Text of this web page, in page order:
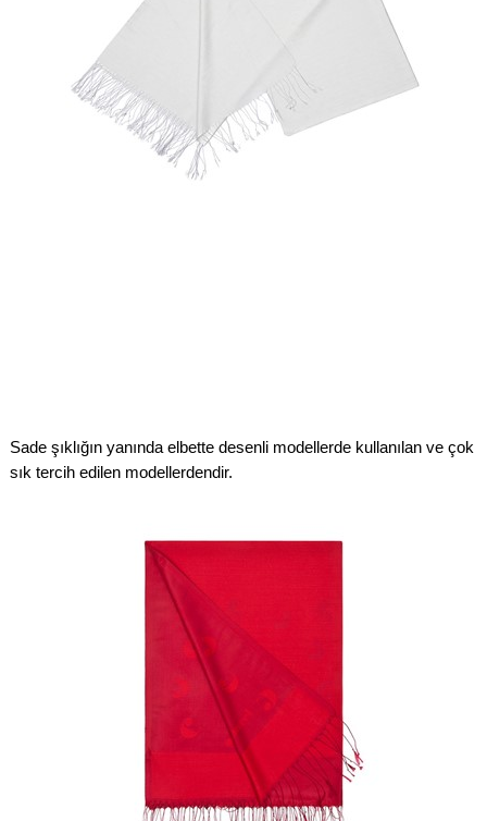
Sade şıklığın yanında elbette desenli modellerde kullanılan ve çok
sık tercih edilen modellerdendir.